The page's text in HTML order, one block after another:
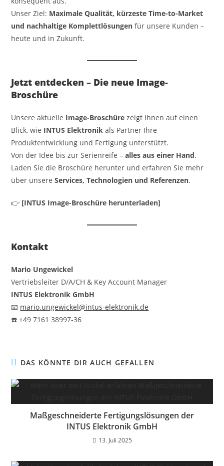
Unser Ziel: Maximale Qualität, kürzeste Time-to-Market
und nachhaltige Komplettlösungen für unsere Kunden –
heute und in Zukunft.
Jetzt entdecken – Die neue Image-
Broschüre
Unsere aktuelle Image-Broschüre zeigt Ihnen auf einen
Blick, wie INTUS Elektronik als Partner Ihre
Produktentwicklung und Fertigung unterstützt.
Von der Idee bis zur Serienreife –alles aus einer Hand.
Laden Sie die Broschüre herunter und erfahren Sie mehr
über unsereServices, Technologien und Referenzen.
👉 [INTUS Image-Broschüre herunterladen]
Kontakt
Mario Ungewickel
Vertriebsleiter D/A/CH & Key Account Manager
INTUS Elektronik GmbH
📧 mario.ungewickel@intus-elektronik.de
☎️ +49 7161 38997-36
DAS KÖNNTE DIR AUCH GEFALLEN
Maßgeschneiderte Fertigungslösungen der
INTUS Elektronik GmbH
13. Juli 2025